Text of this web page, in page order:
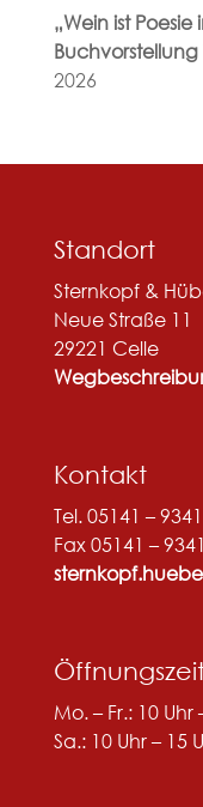
„Wein ist
2026
Standort
Sternkopf &
Neue Straße 11
29221 Celle
Kontakt
Tel. 05141 –
Fax 05141 –
Mo. – Fr.: 10 Uhr
Sa.: 10 Uhr – 15